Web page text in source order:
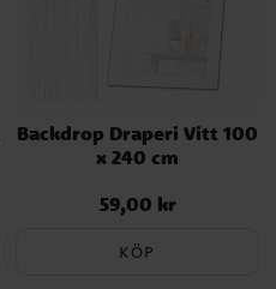
Backdrop Draperi Vitt 100
x 240 cm
Pris:59,00 kr
59,00 kr
KÖP